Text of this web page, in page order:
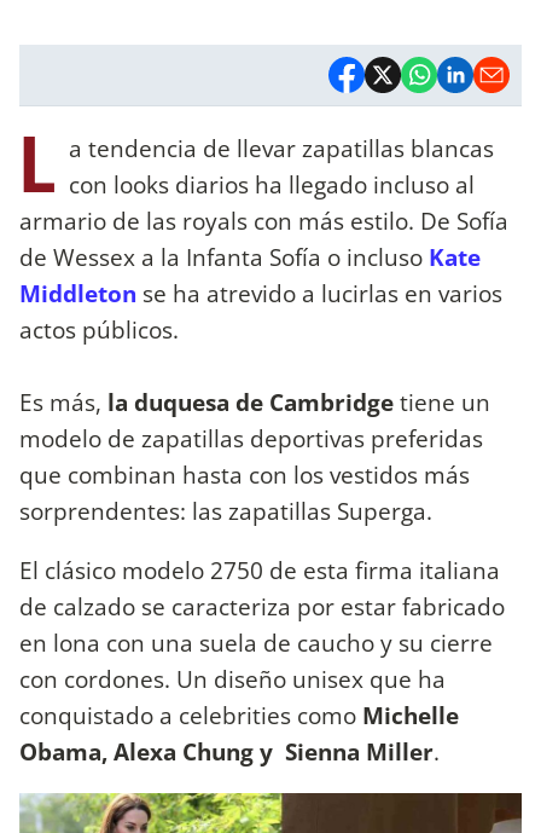
L a tendencia de llevar zapatillas blancas
con looks diarios ha llegado incluso al
armario de las royals con más estilo. De Sofía
de Wessex a la Infanta Sofía o incluso Kate
Middleton se ha atrevido a lucirlas en varios
actos públicos.
Es más, la duquesa de Cambridgetiene un
modelo de zapatillas deportivas preferidas
que combinan hasta con los vestidos más
sorprendentes: las zapatillas Superga.
El clásico modelo 2750 de esta firma italiana
de calzado se caracteriza por estar fabricado
en lona con una suela de caucho y su cierre
con cordones. Un diseño unisex que ha
conquistado a celebrities como Michelle
Obama, Alexa Chung y Sienna Miller.